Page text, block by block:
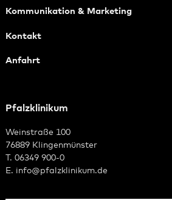
Kommunikation & Marketing
Kontakt
Anfahrt
Pfalzklinikum
Weinstraße 100
76889 Klingenmünster
T. 06349 900-0
E. info@pfalzklinikum.de